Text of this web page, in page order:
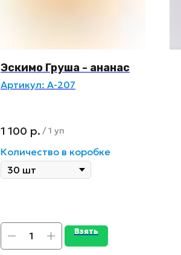
Эскимо Груша - ананас
Артикул: А-207
1 100 р. /1 уп
Количество в коробке
Взять